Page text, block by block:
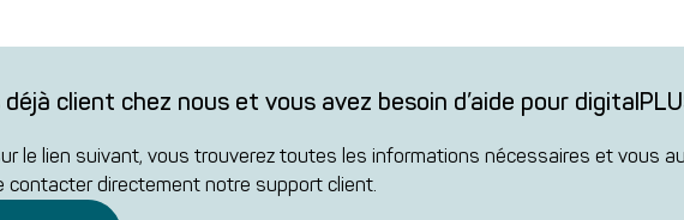
client chez nous et vous avez besoin d’aide pour
le lien suivant, vous trouverez toutes les informations nécessaires et vous
contacter directement notre support client.